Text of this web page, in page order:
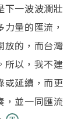
下一波波瀾壯
量的匯流，
放的，而台灣
所以，我不建
或延續，而更
，並一同匯流